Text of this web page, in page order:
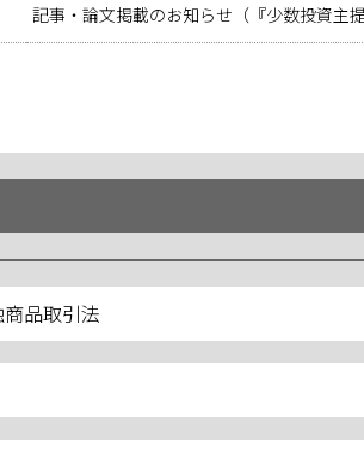
記事・論文掲載のお知らせ（『少数投資主
品取引法